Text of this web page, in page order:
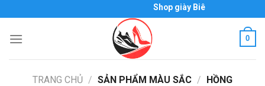
to
content
Shop giày Biên Hòa - Thái
0
TRANG CHỦ / SẢN PHẨM MÀU SẮC / HỒNG